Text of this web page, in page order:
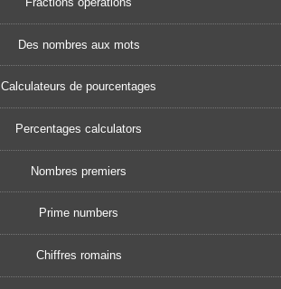
Des nombres aux mots
Calculateurs de pourcentages
Percentages calculators
Nombres premiers
Prime numbers
Chiffres romains